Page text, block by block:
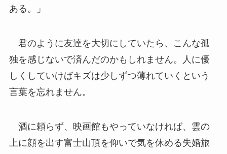
ある。」
君のように友達を大切にしていたら、こんな孤
独を感じないで済んだのかもしれません。人に優
しくしていけばキズは少しずつ薄れていくという
言葉を忘れません。
酒に頼らず、映画館もやっていなければ、雲の
上に顔を出す富士山頂を仰いで気を休める失婚旅